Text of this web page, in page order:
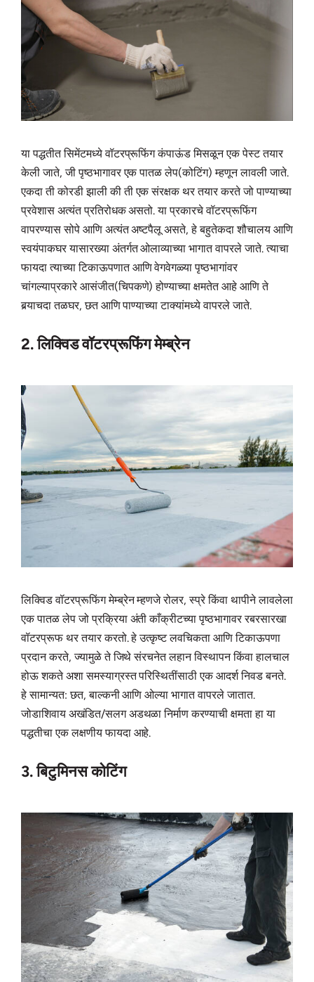
या पद्धतीत सिमेंटमध्ये वॉटरप्रूफिंग कंपाऊंड मिसळून एक पेस्ट तयार
केली जाते, जी पृष्ठभागावर एक पातळ लेप(कोटिंग) म्हणून लावली जाते.
एकदा ती कोरडी झाली की ती एक संरक्षक थर तयार करते जो पाण्याच्या
प्रवेशास अत्यंत प्रतिरोधक असतो. या प्रकारचे वॉटरप्रूफिंग
वापरण्यास सोपे आणि अत्यंत अष्टपैलू असते, हे बहुतेकदा शौचालय आणि
स्वयंपाकघर यासारख्या अंतर्गत ओलाव्याच्या भागात वापरले जाते. त्याचा
फायदा त्याच्या टिकाऊपणात आणि वेगवेगळ्या पृष्ठभागांवर
चांगल्याप्रकारे आसंजीत(चिपकणे) होण्याच्या क्षमतेत आहे आणि ते
बर्‍याचदा तळघर, छत आणि पाण्याच्या टाक्यांमध्ये वापरले जाते.
2. लिक्विड वॉटरप्रूफिंग मेम्ब्रेन
लिक्विड वॉटरप्रूफिंग मेम्ब्रेन म्हणजे रोलर, स्प्रे किंवा थापीने लावलेला
एक पातळ लेप जो प्रक्रिया अंती काँक्रीटच्या पृष्ठभागावर रबरसारखा
वॉटरप्रूफ थर तयार करतो. हे उत्कृष्ट लवचिकता आणि टिकाऊपणा
प्रदान करते, ज्यामुळे ते जिथे संरचनेत लहान विस्थापन किंवा हालचाल
होऊ शकते अशा समस्याग्रस्त परिस्थितींसाठी एक आदर्श निवड बनते.
हे सामान्यत: छत, बाल्कनी आणि ओल्या भागात वापरले जातात.
जोडाशिवाय अखंडित/सलग अडथळा निर्माण करण्याची क्षमता हा या
पद्धतीचा एक लक्षणीय फायदा आहे.
3. बिटुमिनस कोटिंग